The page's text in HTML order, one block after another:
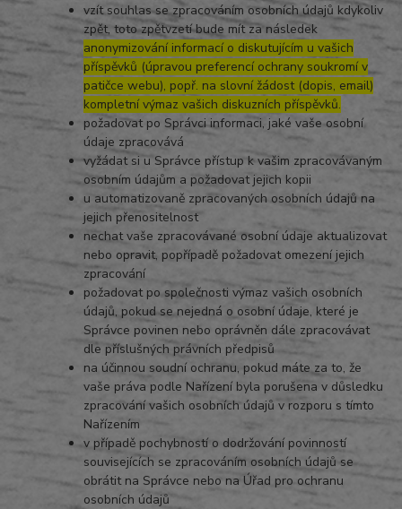
vzít souhlas se zpracováním osobních údajů kdykoliv
zpět, toto zpětvzetí bude mít za následek
anonymizování informací o diskutujícím u vašich
příspěvků (úpravou preferencí ochrany soukromí v
patičce webu), popř. na slovní žádost (dopis, email)
kompletní výmaz vašich diskuzních příspěvků.
požadovat po Správci informaci, jaké vaše osobní
údaje zpracovává
vyžádat si u Správce přístup k vašim zpracovávaným
osobním údajům a požadovat jejich kopii
u automatizovaně zpracovaných osobních údajů na
jejich přenositelnost
nechat vaše zpracovávané osobní údaje aktualizovat
nebo opravit, popřípadě požadovat omezení jejich
zpracování
požadovat po společnosti výmaz vašich osobních
údajů, pokud se nejedná o osobní údaje, které je
Správce povinen nebo oprávněn dále zpracovávat
dle příslušných právních předpisů
na účinnou soudní ochranu, pokud máte za to, že
vaše práva podle Nařízení byla porušena v důsledku
zpracování vašich osobních údajů v rozporu s tímto
Nařízením
v případě pochybností o dodržování povinností
souvisejících se zpracováním osobních údajů se
obrátit na Správce nebo na Úřad pro ochranu
osobních údajů